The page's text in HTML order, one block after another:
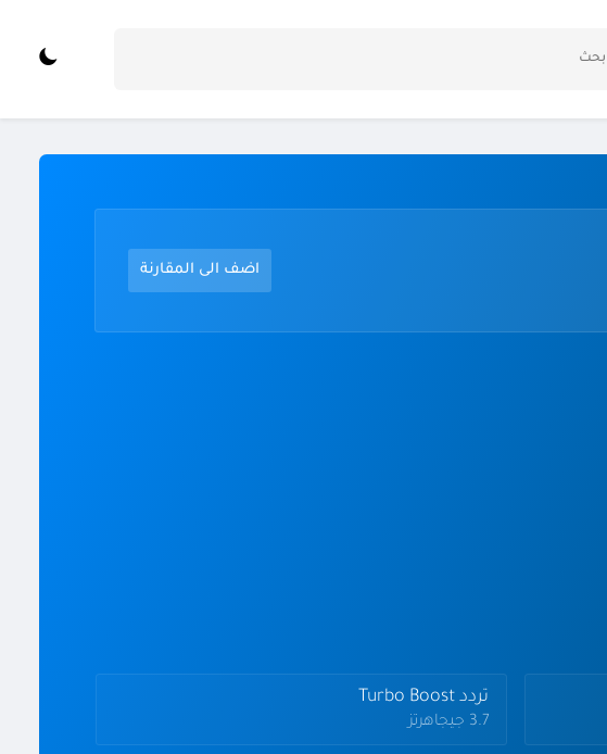
اضف الى المقارنة
تردد Turbo Boost
3.7 جيجاهرتز